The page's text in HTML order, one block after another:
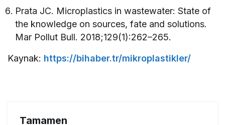
Prata JC. Microplastics in wastewater: State of
the knowledge on sources, fate and solutions.
Mar Pollut Bull. 2018;129(1):262–265.
Kaynak: https://bihaber.tr/mikroplastikler/
Tamamen